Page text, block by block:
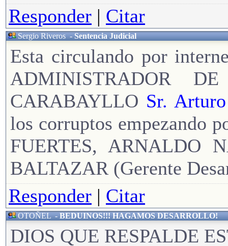
Responder | Citar
Sergio Riveros-Sentencia Judicial
Esta circulando por
ADMINISTRADOR
CARABAYLLO Sr.
los corruptos empezando
FUERTES, ARNALDO
BALTAZAR (Gerente
Responder | Citar
OTOÑEL-BEDUINOS!!! HAGAMOS DESARROLLO!
DIOS QUE RESPALDE